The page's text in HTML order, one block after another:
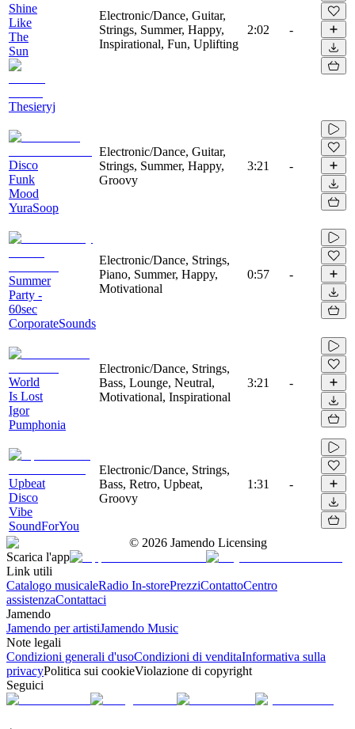
Shine
Like
The
Sun
Thesieryj
Electronic/Dance, Guitar,
Strings, Summer, Happy,
Inspirational, Fun, Uplifting
2:02 -
Disco
Funk
Mood
YuraSoop
Electronic/Dance, Guitar,
Strings, Summer, Happy,
Groovy
3:21 -
Summer
Party -
60sec
CorporateSounds
Electronic/Dance, Strings,
Piano, Summer, Happy,
Motivational
0:57 -
World
Is Lost
Igor
Pumphonia
Electronic/Dance, Strings,
Bass, Lounge, Neutral,
Motivational, Inspirational
3:21 -
Upbeat
Disco
Vibe
SoundForYou
Electronic/Dance, Strings,
Bass, Retro, Upbeat,
Groovy
1:31 -
© 2026 Jamendo Licensing
Scarica l'app
Link utili
Catalogo musicaleRadio In-storePrezziContattoCentro
assistenzaContattaci
Jamendo
Jamendo per artistiJamendo Music
Note legali
Condizioni generali d'usoCondizioni di venditaInformativa sulla
privacyPolitica sui cookieViolazione di copyright
Seguici